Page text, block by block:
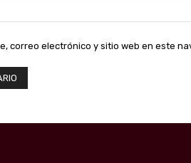
correo electrónico y sitio web en este